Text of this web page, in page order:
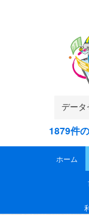
1879件
ホーム